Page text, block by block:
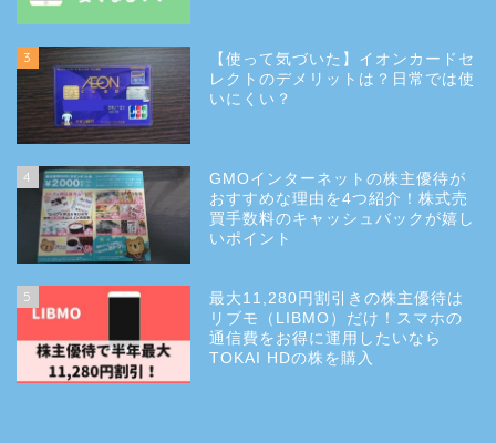
3
【使って気づいた】イオンカードセ
レクトのデメリットは？日常では使
いにくい？
4
GMOインターネットの株主優待が
おすすめな理由を4つ紹介！株式売
買手数料のキャッシュバックが嬉し
いポイント
5
最大11,280円割引きの株主優待は
リブモ（LIBMO）だけ！スマホの
通信費をお得に運用したいなら
TOKAI HDの株を購入